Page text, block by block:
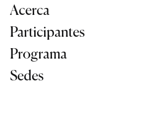
Acerca
Participantes
Programa
Sedes